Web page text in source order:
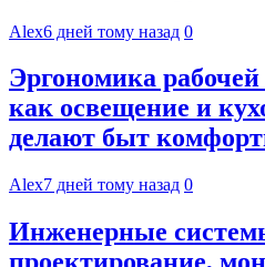
Alex6 дней тому назад 0
Эргономика
как освещение и
делают быт
Alex7 дней тому назад 0
Инженерные